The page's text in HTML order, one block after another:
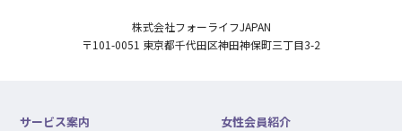
株式会社フォーライフJAPAN
〒101-0051 東京都千代田区神田神保町三丁目3-2
サービス案内 女性会員紹介